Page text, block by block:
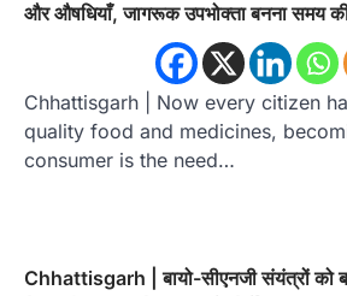
और औषधियाँ, जागरूक उपभोक्ता बनना समय
Chhattisgarh | Now every citizen
quality food and medicines,
consumer is the need…
Chhattisgarh | बायो-सीएनजी संयंत्रों को